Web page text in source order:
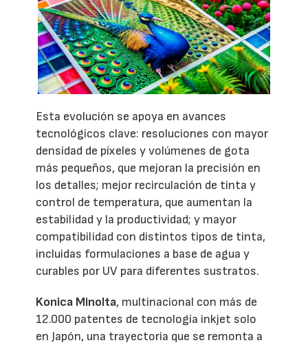
Esta evolución se apoya en avances
tecnológicos clave: resoluciones con mayor
densidad de píxeles y volúmenes de gota
más pequeños, que mejoran la precisión en
los detalles; mejor recirculación de tinta y
control de temperatura, que aumentan la
estabilidad y la productividad; y mayor
compatibilidad con distintos tipos de tinta,
incluidas formulaciones a base de agua y
curables por UV para diferentes sustratos.
Konica Minolta, multinacional con más de
12.000 patentes de tecnología inkjet solo
en Japón, una trayectoria que se remonta a